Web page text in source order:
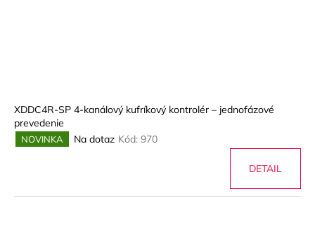
XDDC4R-SP 4-kanálový kufríkový kontrolér – jednofázové
prevedenie
NOVINKA Na dotaz Kód: 970
DETAIL